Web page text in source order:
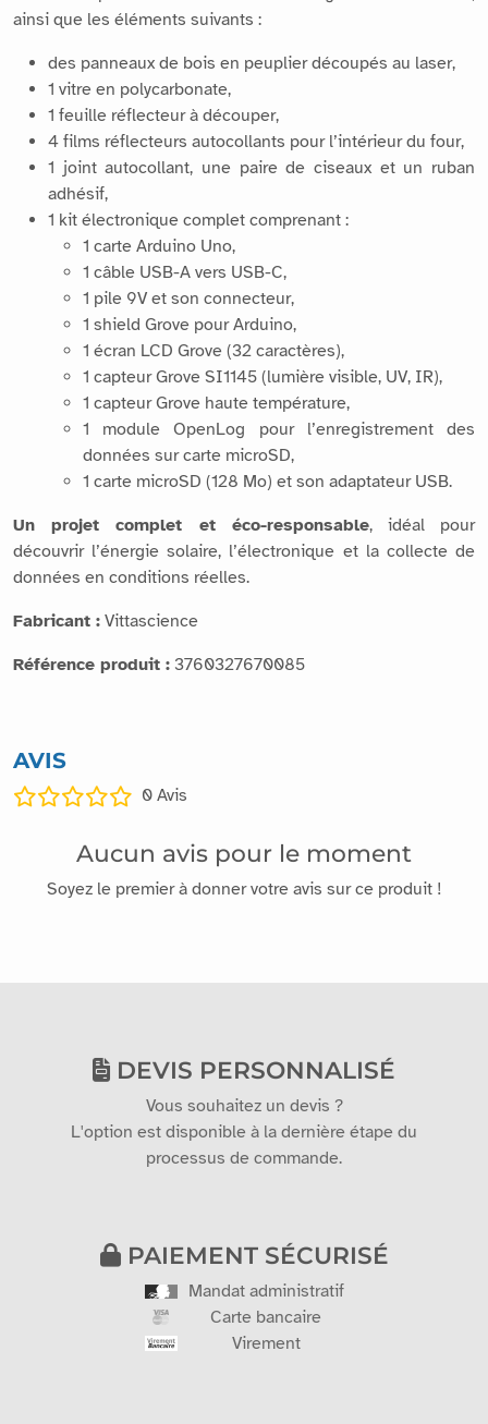
des panneaux de bois en peuplier découpés au laser,
1 vitre en polycarbonate,
1 feuille réflecteur à découper,
4 films réflecteurs autocollants pour l’intérieur du four,
1 joint autocollant, une paire de ciseaux et un ruban
adhésif,
1 kit électronique complet comprenant :
1 carte Arduino Uno,
1 câble USB-A vers USB-C,
1 pile 9V et son connecteur,
1 shield Grove pour Arduino,
1 écran LCD Grove (32 caractères),
1 capteur Grove SI1145 (lumière visible, UV, IR),
1 capteur Grove haute température,
1 module OpenLog pour l’enregistrement des
données sur carte microSD,
1 carte microSD (128 Mo) et son adaptateur USB.
Un projet complet et éco-responsable
découvrir l’énergie solaire, l’électronique et la collecte de
données en conditions réelles.
Soyez le premier à donner votre avis sur ce produit !
Vous souhaitez un devis ?
L'option est disponible à la dernière étape du
processus de commande.
Mandat administratif
Carte bancaire
Virement